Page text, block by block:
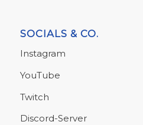
SOCIALS & CO.
Instagram
YouTube
Twitch
Discord-Server